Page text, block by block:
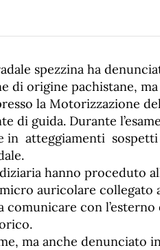
spezzina ha
di origine pachistane,
la Motorizzazione
di guida. Durante
in atteggiamenti sospetti
hanno proceduto
auricolare collegato
con l’esterno
ma anche denunciato